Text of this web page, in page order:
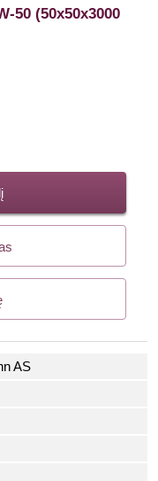
50 (50x50x3000
AS